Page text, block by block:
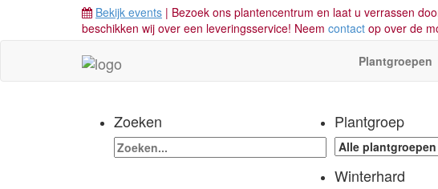
Bekijk events | Bezoek ons plantencentrum en laat u verrassen
beschikken wij over een leveringsservice! Neem contact op over de
Plantgroepen
Zoeken Plantgroep
Winterhard